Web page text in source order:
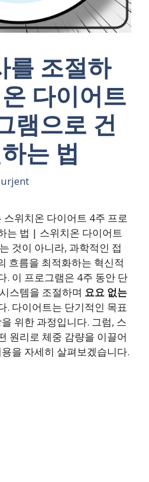
를 조절하
다이어트
램으로 건
는 법
urjent
위치온 다이어트 4주 프로
는 법 | 스위치온 다이어트
것이 아니라, 과학적인 접
흐름을 최적화하는 혁신적
. 이 프로그램은 4주 동안 단
스템을 조절하며 요요 없는
. 다이어트는 단기적인 목표
위한 과정입니다. 그럼, 스
원리로 체중 감량을 이끌어
을 자세히 살펴보겠습니다.